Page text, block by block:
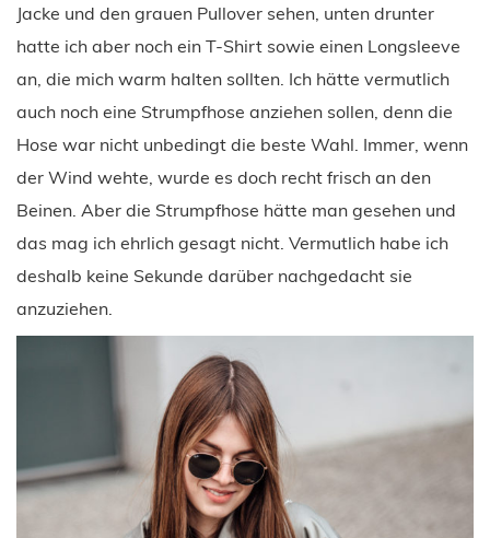
Jacke und den grauen Pullover sehen, unten drunter
hatte ich aber noch ein T-Shirt sowie einen Longsleeve
an, die mich warm halten sollten. Ich hätte vermutlich
auch noch eine Strumpfhose anziehen sollen, denn die
Hose war nicht unbedingt die beste Wahl. Immer, wenn
der Wind wehte, wurde es doch recht frisch an den
Beinen. Aber die Strumpfhose hätte man gesehen und
das mag ich ehrlich gesagt nicht. Vermutlich habe ich
deshalb keine Sekunde darüber nachgedacht sie
anzuziehen.